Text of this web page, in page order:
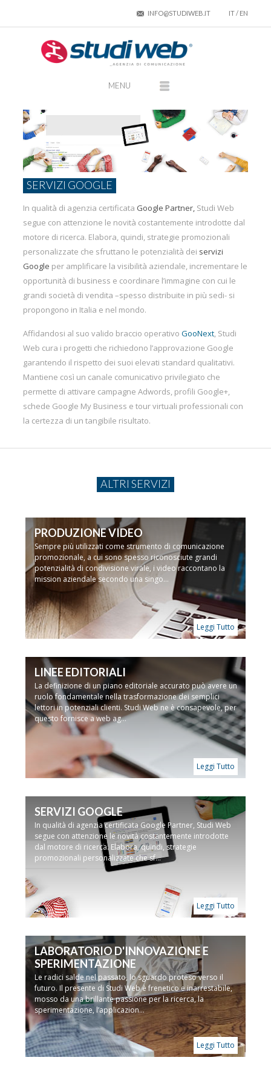
INFO@STUDIWEB.IT IT/ EN
SERVIZI GOOGLE
In qualità di agenzia certificata Google Partner, Studi Web
segue con attenzione le novità costantemente introdotte dal
motore di ricerca. Elabora, quindi, strategie promozionali
personalizzate che sfruttano le potenzialità dei servizi
Google per amplificare la visibilità aziendale, incrementare le
opportunità di business e coordinare l’immagine con cui le
grandi società di vendita –spesso distribuite in più sedi- si
propongono in Italia e nel mondo.
Affidandosi al suo valido braccio operativo GooNext, Studi
Web cura i progetti che richiedono l’approvazione Google
garantendo il rispetto dei suoi elevati standard qualitativi.
Mantiene così un canale comunicativo privilegiato che
permette di attivare campagne Adwords, profili Google+,
schede Google My Business e tour virtuali professionali con
la certezza di un tangibile risultato.
ALTRI SERVIZI
PRODUZIONE VIDEO
Sempre più utilizzati come strumento di comunicazione
promozionale, a cui sono spesso riconosciute grandi
potenzialità di condivisione virale, i video raccontano la
mission aziendale secondo una singo...
Leggi Tutto
LINEE EDITORIALI
La definizione di un piano editoriale accurato può avere un
ruolo fondamentale nella trasformazione dei semplici
lettori in potenziali clienti. Studi Web ne è consapevole, per
questo fornisce a web ag...
Leggi Tutto
SERVIZI GOOGLE
In qualità di agenzia certificata Google Partner, Studi Web
segue con attenzione le novità costantemente introdotte
dal motore di ricerca. Elabora, quindi, strategie
promozionali personalizzate che sf...
Leggi Tutto
LABORATORIO D'INNOVAZIONE E
SPERIMENTAZIONE
Le radici salde nel passato, lo sguardo proteso verso il
futuro. Il presente di Studi Web è frenetico e inarrestabile,
mosso da una brillante passione per la ricerca, la
sperimentazione, l’applicazion...
Leggi Tutto